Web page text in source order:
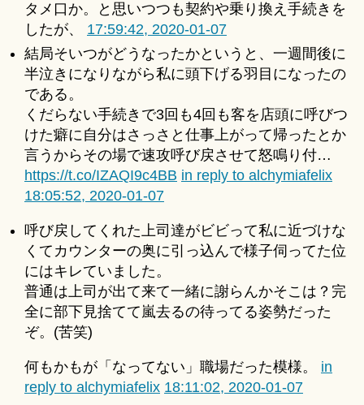
タメ口か。と思いつつも契約や乗り換え手続きを
したが、 17:59:42, 2020-01-07
結局そいつがどうなったかというと、一週間後に
半泣きになりながら私に頭下げる羽目になったの
である。
くだらない手続きで3回も4回も客を店頭に呼びつ
けた癖に自分はさっさと仕事上がって帰ったとか
言うからその場で速攻呼び戻させて怒鳴り付…
https://t.co/IZAQI9c4BB in reply to alchymiafelix
18:05:52, 2020-01-07
呼び戻してくれた上司達がビビって私に近づけな
くてカウンターの奥に引っ込んで様子伺ってた位
にはキレていました。
普通は上司が出て来て一緒に謝らんかそこは？完
全に部下見捨てて嵐去るの待ってる姿勢だった
ぞ。(苦笑)
何もかもが「なってない」職場だった模様。 in
reply to alchymiafelix 18:11:02, 2020-01-07